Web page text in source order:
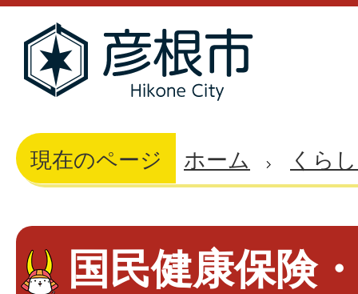
現在のページ ホーム くら
国民健康保険